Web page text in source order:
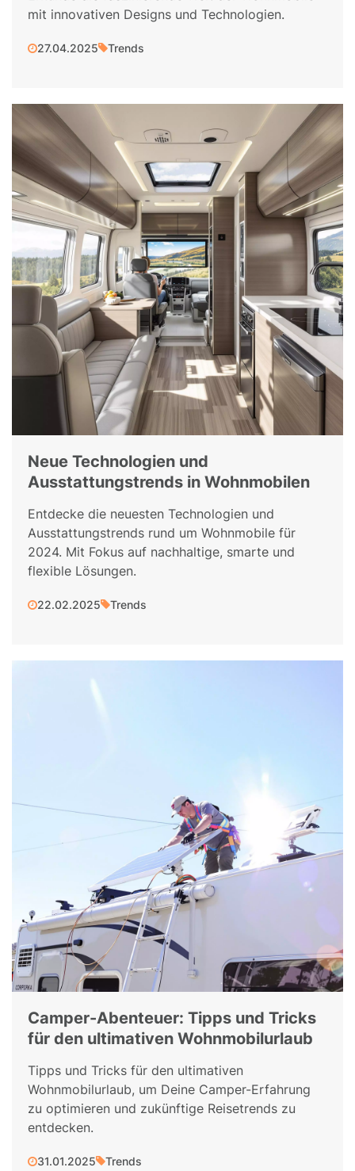
mit innovativen Designs und Technologien.
27.04.2025 Trends
Neue Technologien und
Ausstattungstrends in Wohnmobilen
Entdecke die neuesten Technologien und
Ausstattungstrends rund um Wohnmobile für
2024. Mit Fokus auf nachhaltige, smarte und
flexible Lösungen.
22.02.2025 Trends
Camper-Abenteuer: Tipps und Tricks
für den ultimativen Wohnmobilurlaub
Tipps und Tricks für den ultimativen
Wohnmobilurlaub, um Deine Camper-Erfahrung
zu optimieren und zukünftige Reisetrends zu
entdecken.
31.01.2025 Trends